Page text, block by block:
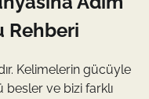
Rehberi
Kelimelerin gücüyle
besler ve bizi farklı